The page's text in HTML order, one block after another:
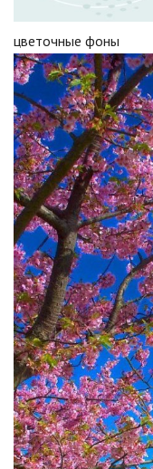
цветочные фоны